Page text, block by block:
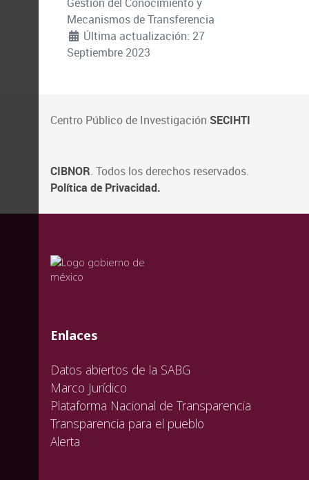
Mecanismos de Transferencia
Última actualización: 27
Septiembre 2023
Centro Público de Investigación SECIHTI
CIBNOR. Todos los derechos reservados.
Política de Privacidad.
valida
valida
valida
Enlaces
Datos abiertos de la SABG
Marco Jurídico
Plataforma Nacional de Transparencia
Transparencia para el pueblo
Alerta